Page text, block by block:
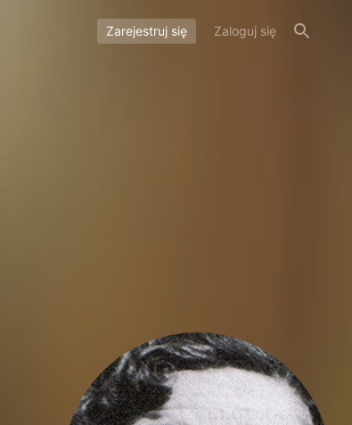
Zarejestruj się Zaloguj się